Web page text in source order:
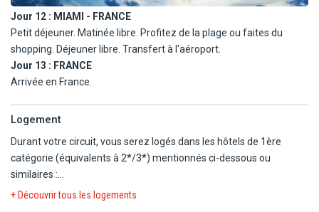
Jour 12 : MIAMI - FRANCE
Petit déjeuner. Matinée libre. Profitez de la plage ou faites du
shopping. Déjeuner libre. Transfert à l'aéroport.
Jour 13 : FRANCE
Arrivée en France.
Logement
Durant votre circuit, vous serez logés dans les hôtels de 1ère
catégorie (équivalents à 2*/3*) mentionnés ci-dessous ou
similaires :
+ Découvrir tous les logements